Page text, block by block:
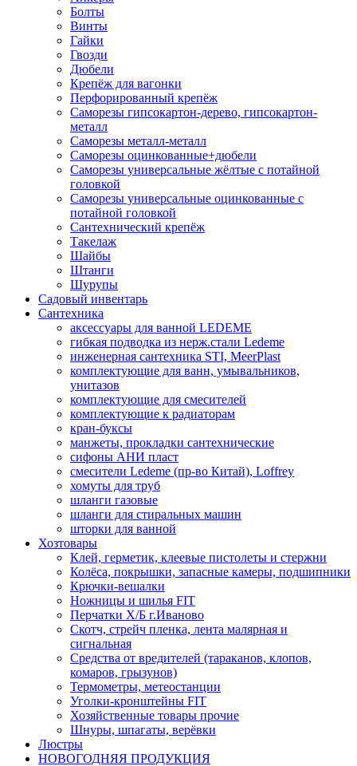
Болты
Винты
Гайки
Гвозди
Дюбели
Крепёж для вагонки
Перфорированный крепёж
Саморезы гипсокартон-дерево, гипсокартон-
металл
Саморезы металл-металл
Саморезы оцинкованные+дюбели
Саморезы универсальные жёлтые с потайной
головкой
Саморезы универсальные оцинкованные с
потайной головкой
Сантехнический крепёж
Такелаж
Шайбы
Штанги
Шурупы
Садовый инвентарь
Сантехника
аксессуары для ванной LEDEME
гибкая подводка из нерж.стали Ledeme
инженерная сантехника STI, MeerPlast
комплектующие для ванн, умывальников,
унитазов
комплектующие для смесителей
комплектующие к радиаторам
кран-буксы
манжеты, прокладки сантехнические
сифоны АНИ пласт
смесители Ledeme (пр-во Китай), Loffrey
хомуты для труб
шланги газовые
шланги для стиральных машин
шторки для ванной
Хозтовары
Клей, герметик, клеевые пистолеты и стержни
Колёса, покрышки, запасные камеры, подшипники
Крючки-вешалки
Ножницы и шилья FIT
Перчатки Х/Б г.Иваново
Скотч, стрейч пленка, лента малярная и
сигнальная
Средства от вредителей (тараканов, клопов,
комаров, грызунов)
Термометры, метеостанции
Уголки-кронштейны FIT
Хозяйственные товары прочие
Шнуры, шпагаты, верёвки
Люстры
НОВОГОДНЯЯ ПРОДУКЦИЯ